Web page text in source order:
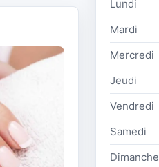
Lundi
Mardi
Mercredi
Jeudi
Vendredi
Samedi
Dimanche